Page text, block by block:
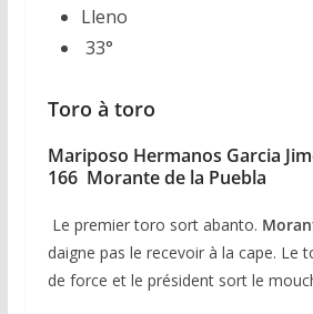
Lleno
33°
Toro à toro
Mariposo Hermanos Garcia
166 Morante de la Puebla
Le premier toro sort abanto.
daigne pas le recevoir à la cape. Le
de force et le président sort le